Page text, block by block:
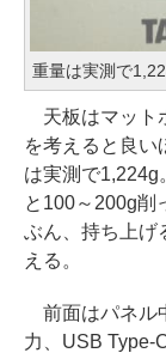
重量は実測で
天板はマット
を考えると良い
は実測で1,224g
と100～200g削
ぶん、持ち上げ
える。
前面はパネル
力、USB Type-